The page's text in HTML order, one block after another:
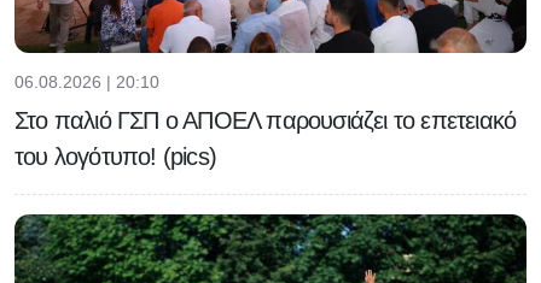
06.08.2026 | 20:10
Στο παλιό ΓΣΠ ο ΑΠΟΕΛ παρουσιάζει το επετειακό
του λογότυπο! (pics)